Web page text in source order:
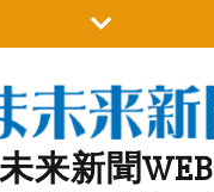
来新聞WEB